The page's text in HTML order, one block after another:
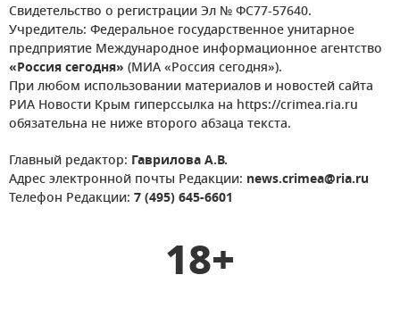
Свидетельство о регистрации Эл № ФС77-57640.
Учредитель: Федеральное государственное унитарное
предприятие Международное информационное агентство
«Россия сегодня» (МИА «Россия сегодня»).
При любом использовании материалов и новостей сайта
РИА Новости Крым гиперссылка на https://crimea.ria.ru
обязательна не ниже второго абзаца текста.
Главный редактор: Гаврилова А.В.
Адрес электронной почты Редакции: news.crimea@ria.ru
Телефон Редакции: 7 (495) 645-6601
18+